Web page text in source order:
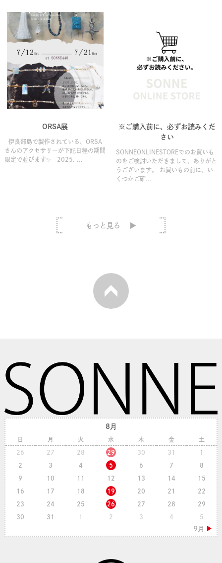
ORSA展
伊良部島で製作されている、ORSA
さんのアクセサリーが下記日程の期間
限定で並びます✨ 2025. ...
※ご購入前に、必ずお読みくだ
さい
SONNEONLINESTOREでのお買いも
のをご検討いただきまして、ありがと
うございます。 お買いもの前に、い
くつかご確...
もっと見る
8月
日 月 火 水 木 金 土
26 27 28 29 30 31 1
2 3 4 5 6 7 8
9 10 11 12 13 14 15
16 17 18 19 20 21 22
23 24 25 26 27 28 29
30 31 1 2 3 4 5